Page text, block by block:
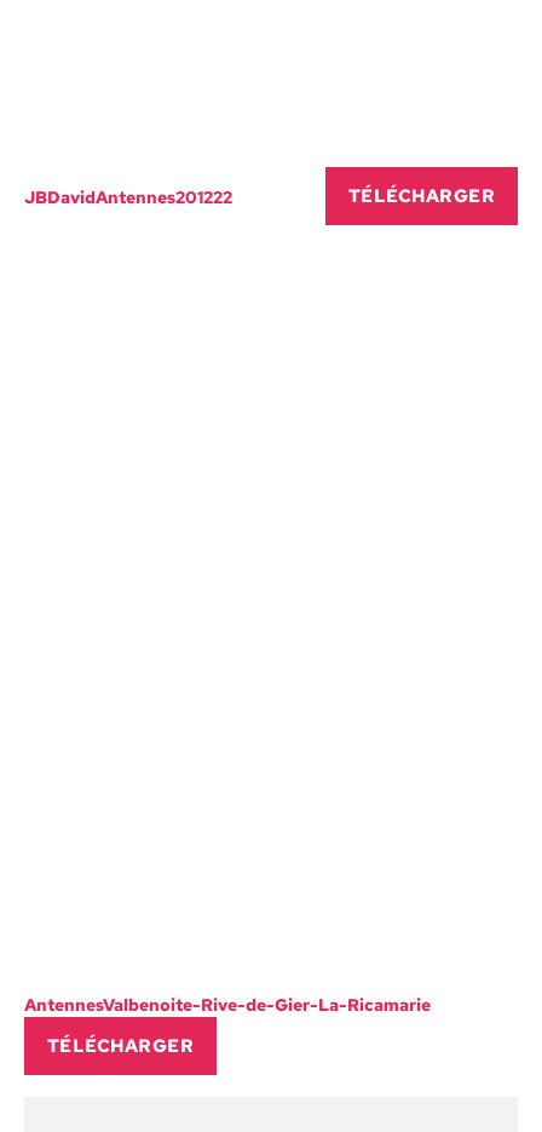
JBDavidAntennes201222 TÉLÉCHARG­ER
Anten­nes­Val­benoite-Rive-de-Gier-La-Rica­marie
TÉLÉCHARG­ER